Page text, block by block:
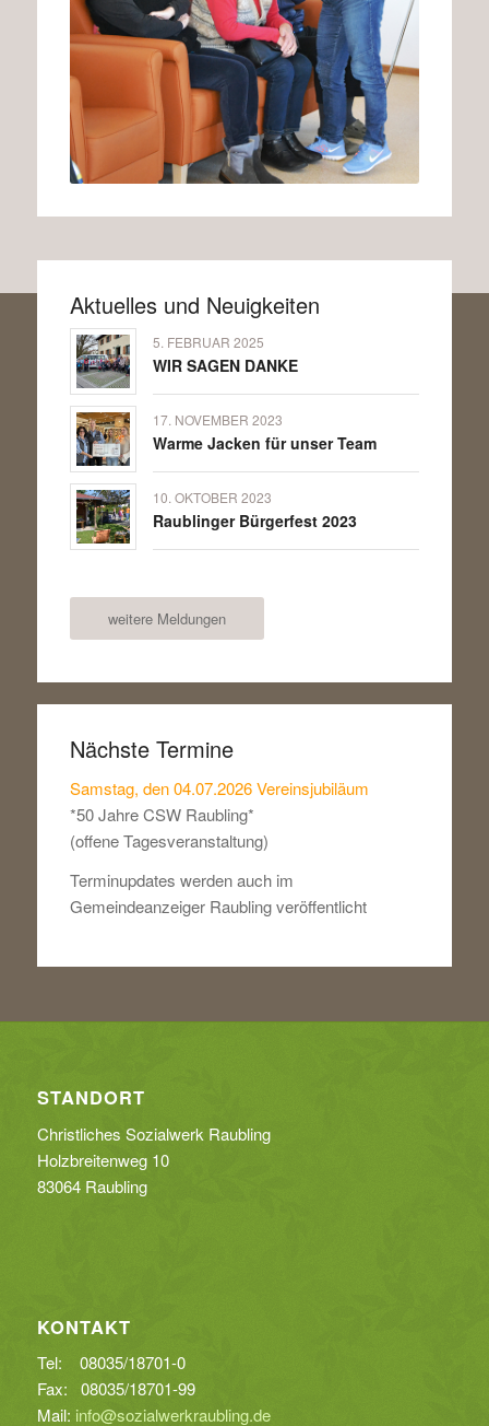
Aktuelles und Neuigkeiten
5. FEBRUAR 2025
WIR SAGEN DANKE
17. NOVEMBER 2023
Warme Jacken für unser Team
10. OKTOBER 2023
Raublinger Bürgerfest 2023
weitere Meldungen
Nächste Termine
Samstag, den 04.07.2026 Vereinsjubiläum
*50 Jahre CSW Raubling*
(offene Tagesveranstaltung)
Terminupdates werden auch im
Gemeindeanzeiger Raubling veröffentlicht
STANDORT
Christliches Sozialwerk Raubling
Holzbreitenweg 10
83064 Raubling
KONTAKT
Tel: 08035/18701-0
Fax: 08035/18701-99
Mail: info@sozialwerkraubling.de